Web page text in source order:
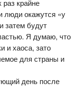
раз крайне
люди окажутся «у
затем будут
Я думаю, что
и хаоса, зато
для страны и
день после